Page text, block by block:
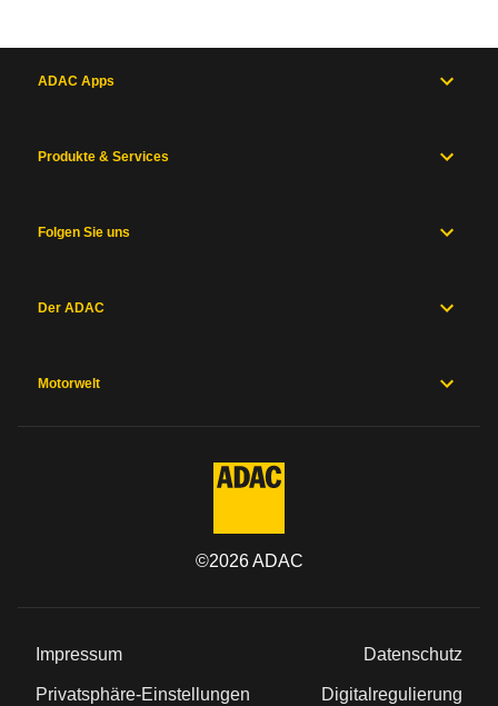
ADAC Apps
Produkte & Services
Folgen Sie uns
Der ADAC
Motorwelt
©2026ADAC
Impressum Datenschutz
Privatsphäre-Einstellungen Digitalregulierung